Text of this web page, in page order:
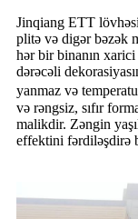
Jinqiang ETT
plitə və digər bəzək
hər bir binanın
dərəcəli
yanmaz və
və rəngsiz, sıfır
malikdir. Zəngin
effektini fərdiləşdirə